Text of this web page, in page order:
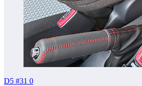
D5 #31 0